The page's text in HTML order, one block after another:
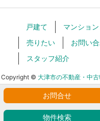
お問合せ
物件検索
戸建て マンション
売りたい
お問い
スタッフ紹介
Copyright © 大津市の不動産・中
All